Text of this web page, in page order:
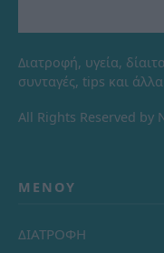
Διατροφή, υγεία,
συνταγές, tips και
All Rights Reserved by
ΜΕΝΟΎ
ΔΙΑΤΡΟΦΗ